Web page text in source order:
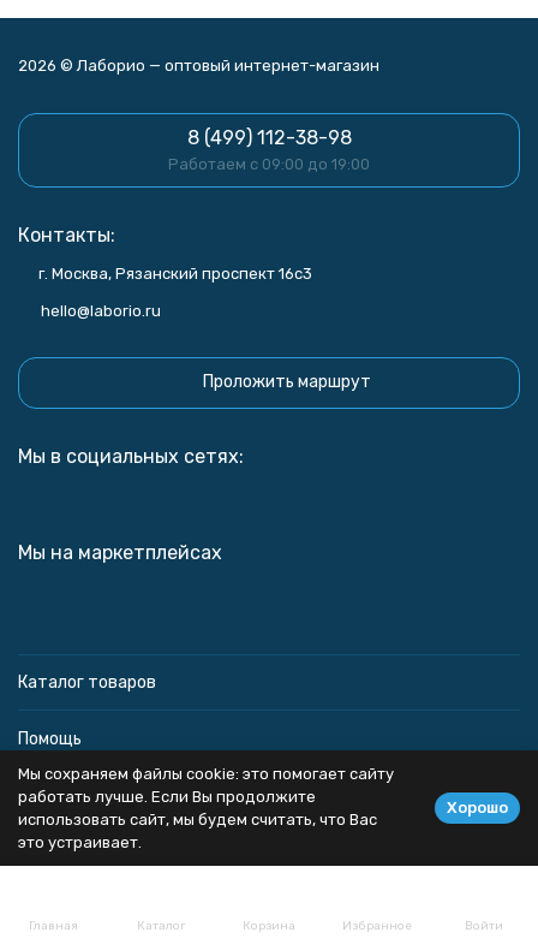
Главная Каталог Корзина Избранное Войти
2026 © Лаборио — оптовый интернет-магазин
8 (499) 112-38-98
Работаем с 09:00 до 19:00
Контакты:
г. Москва, Рязанский проспект 16с3
hello@laborio.ru
Проложить маршрут
Мы в социальных сетях:
Мы на маркетплейсах
Каталог товаров
Помощь
Информация
Политика персональных данных
Мы сохраняем файлы cookie: это помогает сайту
работать лучше. Если Вы продолжите
использовать сайт, мы будем считать, что Вас
это устраивает.
Хорошо